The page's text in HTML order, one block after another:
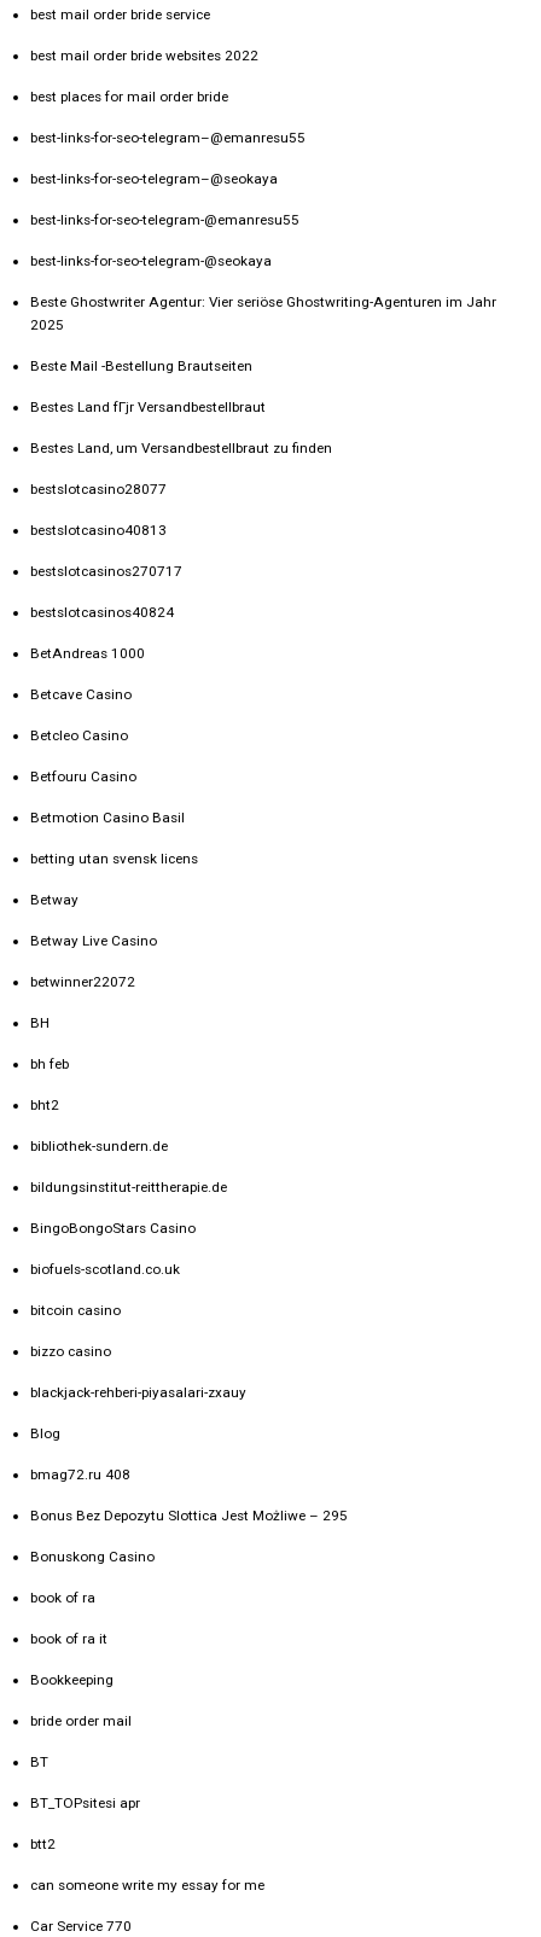
best mail order bride service
best mail order bride websites 2022
best places for mail order bride
best-links-for-seo-telegram–@emanresu55
best-links-for-seo-telegram–@seokaya
best-links-for-seo-telegram-@emanresu55
best-links-for-seo-telegram-@seokaya
Beste Ghostwriter Agentur: Vier seriöse Ghostwriting-Agenturen im Jahr
2025
Beste Mail -Bestellung Brautseiten
Bestes Land fГјr Versandbestellbraut
Bestes Land, um Versandbestellbraut zu finden
bestslotcasino28077
bestslotcasino40813
bestslotcasinos270717
bestslotcasinos40824
BetAndreas 1000
Betcave Casino
Betcleo Casino
Betfouru Casino
Betmotion Casino Basil
betting utan svensk licens
Betway
Betway Live Casino
betwinner22072
BH
bh feb
bht2
bibliothek-sundern.de
bildungsinstitut-reittherapie.de
BingoBongoStars Casino
biofuels-scotland.co.uk
bitcoin casino
bizzo casino
blackjack-rehberi-piyasalari-zxauy
Blog
bmag72.ru 408
Bonus Bez Depozytu Slottica Jest Możliwe – 295
Bonuskong Casino
book of ra
book of ra it
Bookkeeping
bride order mail
BT
BT_TOPsitesi apr
btt2
can someone write my essay for me
Car Service 770